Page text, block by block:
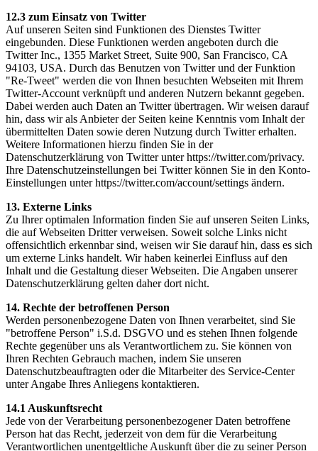
12.3 zum Einsatz von Twitter
Auf unseren Seiten sind Funktionen des Dienstes Twitter
eingebunden. Diese Funktionen werden angeboten durch die
Twitter Inc., 1355 Market Street, Suite 900, San Francisco, CA
94103, USA. Durch das Benutzen von Twitter und der Funktion
"Re-Tweet" werden die von Ihnen besuchten Webseiten mit Ihrem
Twitter-Account verknüpft und anderen Nutzern bekannt gegeben.
Dabei werden auch Daten an Twitter übertragen. Wir weisen darauf
hin, dass wir als Anbieter der Seiten keine Kenntnis vom Inhalt der
übermittelten Daten sowie deren Nutzung durch Twitter erhalten.
Weitere Informationen hierzu finden Sie in der
Datenschutzerklärung von Twitter unter https://twitter.com/privacy.
Ihre Datenschutzeinstellungen bei Twitter können Sie in den Konto-
Einstellungen unter https://twitter.com/account/settings ändern.
13. Externe Links
Zu Ihrer optimalen Information finden Sie auf unseren Seiten Links,
die auf Webseiten Dritter verweisen. Soweit solche Links nicht
offensichtlich erkennbar sind, weisen wir Sie darauf hin, dass es sich
um externe Links handelt. Wir haben keinerlei Einfluss auf den
Inhalt und die Gestaltung dieser Webseiten. Die Angaben unserer
Datenschutzerklärung gelten daher dort nicht.
14. Rechte der betroffenen Person
Werden personenbezogene Daten von Ihnen verarbeitet, sind Sie
"betroffene Person" i.S.d. DSGVO und es stehen Ihnen folgende
Rechte gegenüber uns als Verantwortlichem zu. Sie können von
Ihren Rechten Gebrauch machen, indem Sie unseren
Datenschutzbeauftragten oder die Mitarbeiter des Service-Center
unter Angabe Ihres Anliegens kontaktieren.
14.1 Auskunftsrecht
Jede von der Verarbeitung personenbezogener Daten betroffene
Person hat das Recht, jederzeit von dem für die Verarbeitung
Verantwortlichen unentgeltliche Auskunft über die zu seiner Person